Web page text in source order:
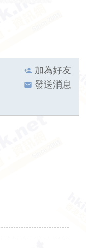
加為好友
發送消息